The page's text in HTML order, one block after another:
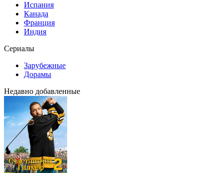
Испания
Канада
Франция
Индия
Сериалы
Зарубежные
Дорамы
Недавно добавленные